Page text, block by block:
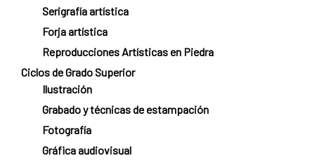
Serigrafía artística
Forja artística
Reproducciones Artísticas en Piedra
Ciclos de Grado Superior
Ilustración
Grabado y técnicas de estampación
Fotografía
Gráfica audiovisual